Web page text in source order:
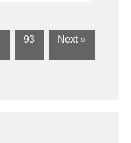
93 Next »